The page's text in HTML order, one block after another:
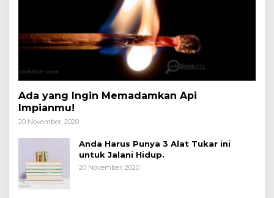
Ada yang Ingin Memadamkan Api
Impianmu!
20 November, 2020
Anda Harus Punya 3 Alat Tukar ini
untuk Jalani Hidup.
20 November, 2020